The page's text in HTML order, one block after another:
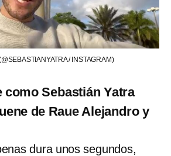
/ INSTAGRAM)
como Sebastián Yatra
de Raue Alejandro y
dura unos segundos,